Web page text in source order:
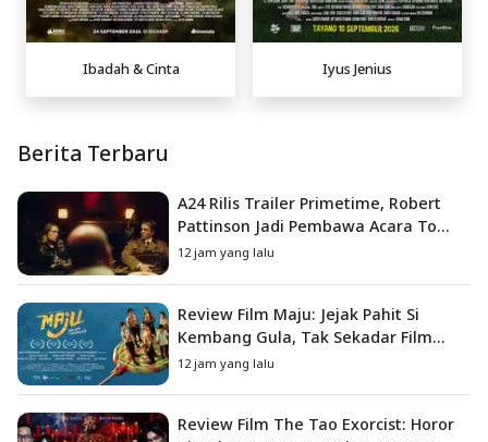
Ibadah & Cinta Iyus Jenius
Berita Terbaru
A24 Rilis Trailer Primetime, Robert
Pattinson Jadi Pembawa Acara To
Catch a Predator
12 jam yang lalu
Review Film Maju: Jejak Pahit Si
Kembang Gula, Tak Sekadar Film
Petualangan Anak
12 jam yang lalu
Review Film The Tao Exorcist: Horor